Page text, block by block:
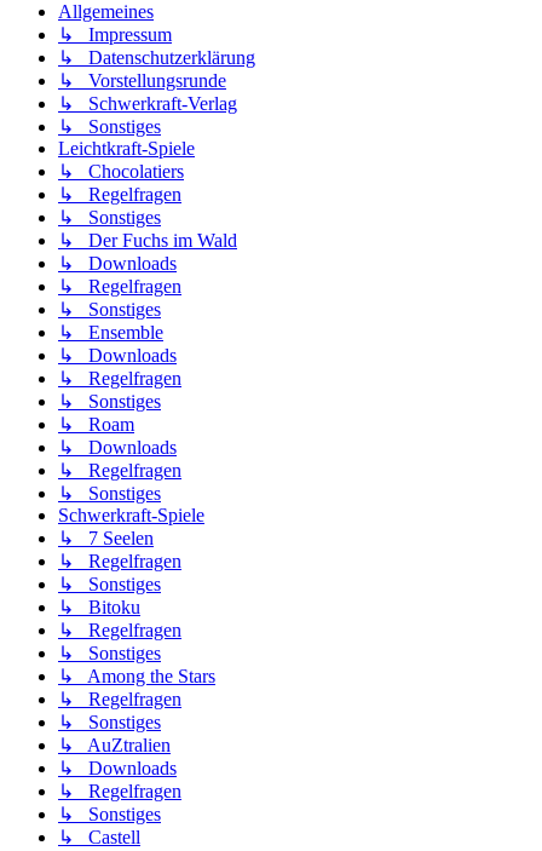
Allgemeines
↳ Impressum
↳ Datenschutzerklärung
↳ Vorstellungsrunde
↳ Schwerkraft-Verlag
↳ Sonstiges
Leichtkraft-Spiele
↳ Chocolatiers
↳ Regelfragen
↳ Sonstiges
↳ Der Fuchs im Wald
↳ Downloads
↳ Regelfragen
↳ Sonstiges
↳ Ensemble
↳ Downloads
↳ Regelfragen
↳ Sonstiges
↳ Roam
↳ Downloads
↳ Regelfragen
↳ Sonstiges
Schwerkraft-Spiele
↳ 7 Seelen
↳ Regelfragen
↳ Sonstiges
↳ Bitoku
↳ Regelfragen
↳ Sonstiges
↳ Among the Stars
↳ Regelfragen
↳ Sonstiges
↳ AuZtralien
↳ Downloads
↳ Regelfragen
↳ Sonstiges
↳ Castell